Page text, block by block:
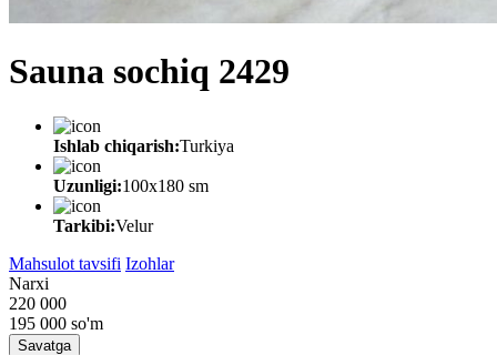
Sauna sochiq 2429
Ishlab chiqarish:Turkiya
Uzunligi:100x180 sm
Tarkibi:Velur
Mahsulot tavsifi Izohlar
Narxi
220 000
195 000 so'm
Savatga